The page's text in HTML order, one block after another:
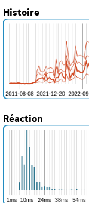
Histoire
Réaction